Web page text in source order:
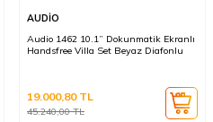
AUDİO
Audio 1462 10.1” Dokunmatik Ekranlı
Handsfree Villa Set Beyaz Diafonlu
45.240,00TL
19.000,80TL